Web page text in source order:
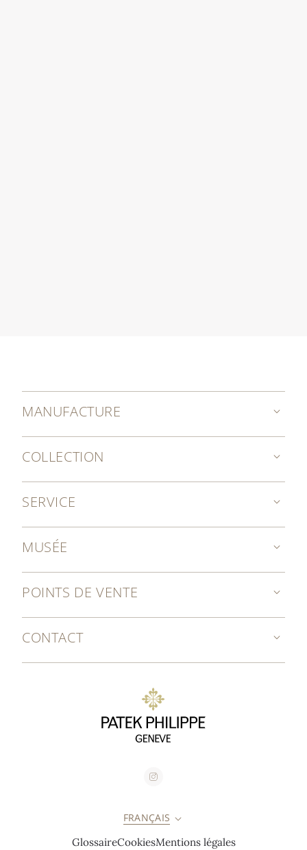
MANUFACTURE
COLLECTION
SERVICE
MUSÉE
POINTS DE VENTE
CONTACT
FRANÇAIS
GlossaireCookiesMentions légales